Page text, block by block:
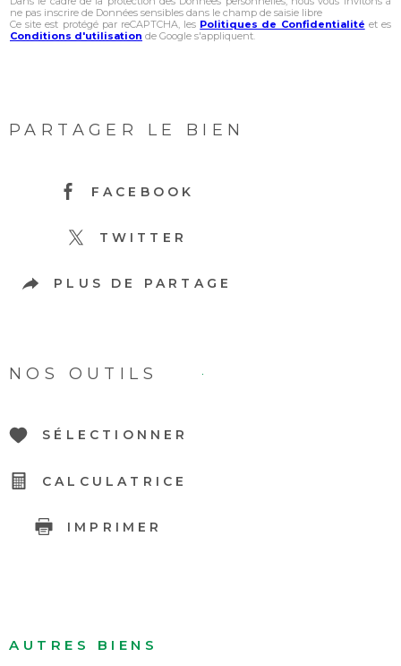
ne pas inscrire de Données sensibles dans le champ de saisie libre
Ce site est protégé par reCAPTCHA, les Politiques de Confidentialité et es
Conditions d'utilisation de Google s'appliquent.
PARTAGER LE BIEN
FACEBOOK
TWITTER
PLUS DE PARTAGE
NOS OUTILS
SÉLECTIONNER
CALCULATRICE
IMPRIMER
AUTRES BIENS